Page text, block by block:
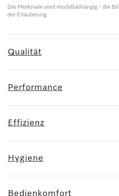
Die Merkmale sind modellabhängig - die
der Erläuterung.
Qualität
Performance
Effizienz
Hygiene
Bedienkomfort